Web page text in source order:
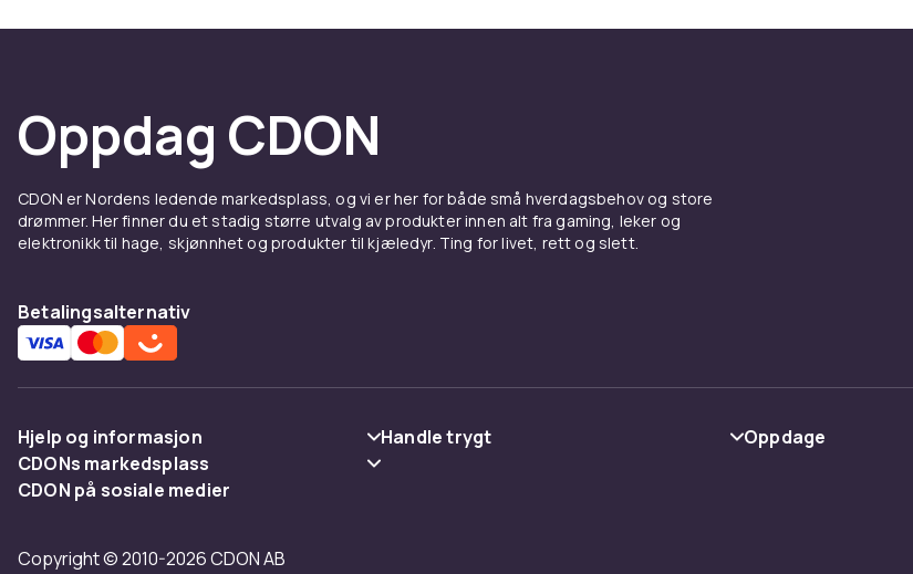
Den metalliske konstruksjonen garanterer stor holdbarhet.
Artikkel nr.
Oppdag CDON
CDON er Nordens ledende markedsplass, og vi er her for både små hverdagsbehov og store
drømmer. Her finner du et stadig større utvalg av produkter innen alt fra gaming, leker og
elektronikk til hage, skjønnhet og produkter til kjæledyr. Ting for livet, rett og slett.
Betalingsalternativ
Hjelp og informasjon
Vanlige spørsmål
Angre & returner her
Handle trygt
Oppdage
CDONs markedsplass
Merchant Help Center
CDON på sosiale medier
Copyright © 2010-2026 CDON AB